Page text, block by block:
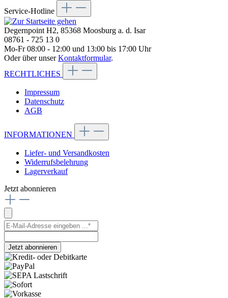
Service-Hotline
Degernpoint H2, 85368 Moosburg a. d. Isar
08761 - 725 13 0
Mo-Fr 08:00 - 12:00 und 13:00 bis 17:00 Uhr
Oder über unserKontaktformular.
RECHTLICHES
Impressum
Datenschutz
AGB
INFORMATIONEN
Liefer- und Versandkosten
Widerrufsbelehrung
Lagerverkauf
Jetzt abonnieren
Jetzt abonnieren